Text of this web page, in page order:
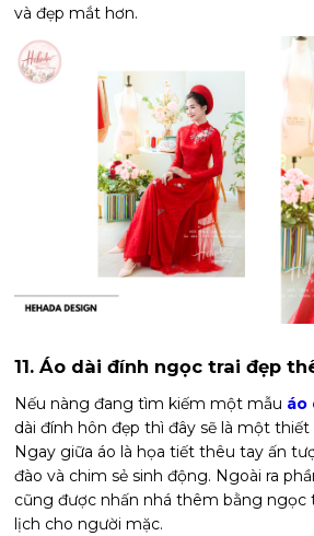
và đẹp mắt hơn.
11. Áo dài đính ngọc trai đẹp
Nếu nàng đang tìm kiếm một mẫu áo
dài đính hôn đẹp thì đây sẽ là một thiết
Ngay giữa áo là họa tiết thêu tay ấn
đào và chim sẻ sinh động. Ngoài ra
cũng được nhấn nhá thêm bằng ngọc
lịch cho người mặc.